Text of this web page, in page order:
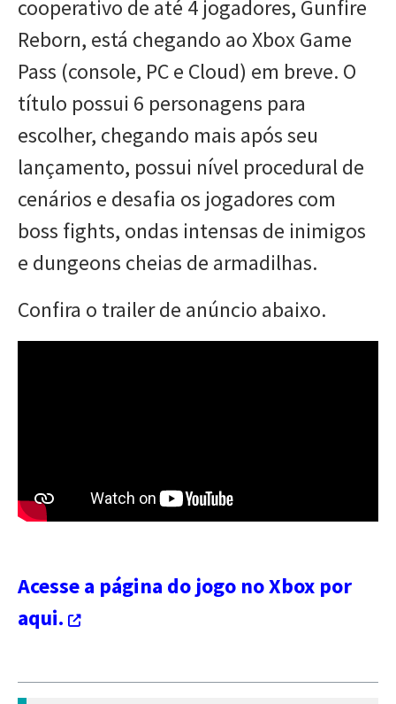
cooperativo de até 4 jogadores, Gunfire
Reborn, está chegando ao Xbox Game
Pass (console, PC e Cloud) em breve. O
título possui 6 personagens para
escolher, chegando mais após seu
lançamento, possui nível procedural de
cenários e desafia os jogadores com
boss fights, ondas intensas de inimigos
e dungeons cheias de armadilhas.
Confira o trailer de anúncio abaixo.
Acesse a página do jogo no Xbox por
aqui.